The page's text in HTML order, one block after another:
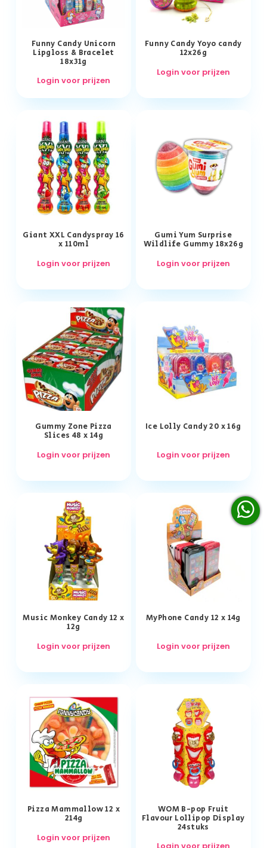
Funny Candy Unicorn
Lipgloss & Bracelet
18x31g
Login voor prijzen
Funny Candy Yoyo candy
12x26g
Login voor prijzen
Giant XXL Candyspray 16
x 110ml
Login voor prijzen
Gumi Yum Surprise
Wildlife Gummy 18x26g
Login voor prijzen
Gummy Zone Pizza
Slices 48 x 14g
Login voor prijzen
Ice Lolly Candy 20 x 16g
Login voor prijzen
Music Monkey Candy 12 x
12g
Login voor prijzen
MyPhone Candy 12 x 14g
Login voor prijzen
Pizza Mammallow 12 x
214g
Login voor prijzen
WOM B-pop Fruit
Flavour Lollipop Display
24stuks